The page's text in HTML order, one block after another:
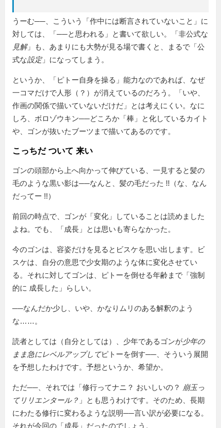
うーむ──、こういう「作中には断言されていないこと」に
対しては、「──と思われる」と書いて欲しい。「非公式な
見解」も、あまりにも大勢が見る場で書くと、まるで「公
式な設定」になってしまう。
というか、 ピトー自身を操る
能力なのであれば、なぜ
一コマだけで人形（？）が消えているのだろう。「いや、
作画の関係で描いていないだけだ」とは考えにくい。なに
しろ、ボロゾウキン──どころか「棒」と化しているカイト
や、ゴンが抜いたブーツまで描いてあるのです。
こっちだ ついて 来い
ゴンの頭部から上へ向かって伸びている、一見すると髪の
毛のような黒い影は──なんと、髪の毛だった !!（な、なん
だってー !!）
前回の時点で、ゴンが「変化」していることは読めました
よね。でも、「成長」とは思いも寄らなかった。
今のゴンは、容姿だけを見るとビスケを思い出します。ビ
スケは、自分の意思で少女期のような体に変化させてい
る。それに対してゴンは、ピトーを倒せる年齢まで
強制
的に 成長した
らしい。
──なんだか少し、いや、かなりムリのある解釈のよう
な……。
読者としては（自分としては）、少年であるゴンが少年の
まま急にレベルアップしてピトーを倒す──、そういう展開
を予想したわけです。予想というか、希望か。
ただ──、それでは「修行ってナニ？ おいしいの？ 崩玉っ
てリリエンタール？ 」とも思うわけです。そのため、長期
にわたる修行に変わるような説明──言い訳が必要になる。
それが今回の「成長」だったのでしょう。